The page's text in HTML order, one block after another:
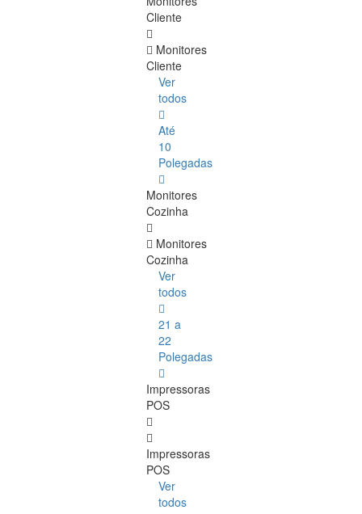
Cliente
Monitores
Cliente
Ver
todos
Até
10
Polegadas
Monitores
Cozinha
Monitores
Cozinha
Ver
todos
21 a
22
Polegadas
Impressoras
POS
Impressoras
POS
Ver
todos